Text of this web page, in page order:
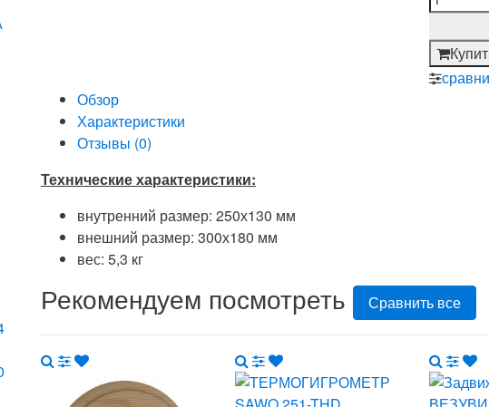
Обзор
Характеристики
Отзывы (0)
Технические характеристики:
внутренний размер: 250х130 мм
внешний размер: 300х180 мм
вес: 5,3 кг
Рекомендуем посмотреть Сравнить все